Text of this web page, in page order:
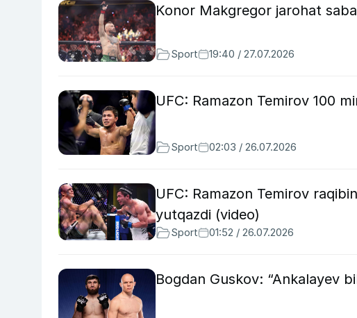
Konor Makgregor jarohat
Sport 19:40 / 27.07.2026
UFC: Ramazon Temirov 100
Sport 02:03 / 26.07.2026
UFC: Ramazon Temirov
yutqazdi (video)
Sport 01:52 / 26.07.2026
Bogdan Guskov: “Ankalayev